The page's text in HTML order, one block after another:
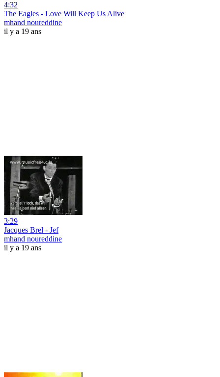
4:32
The Eagles - Love Will Keep Us Alive
mhand noureddine
il y a 19 ans
3:29
Jacques Brel - Jef
mhand noureddine
il y a 19 ans